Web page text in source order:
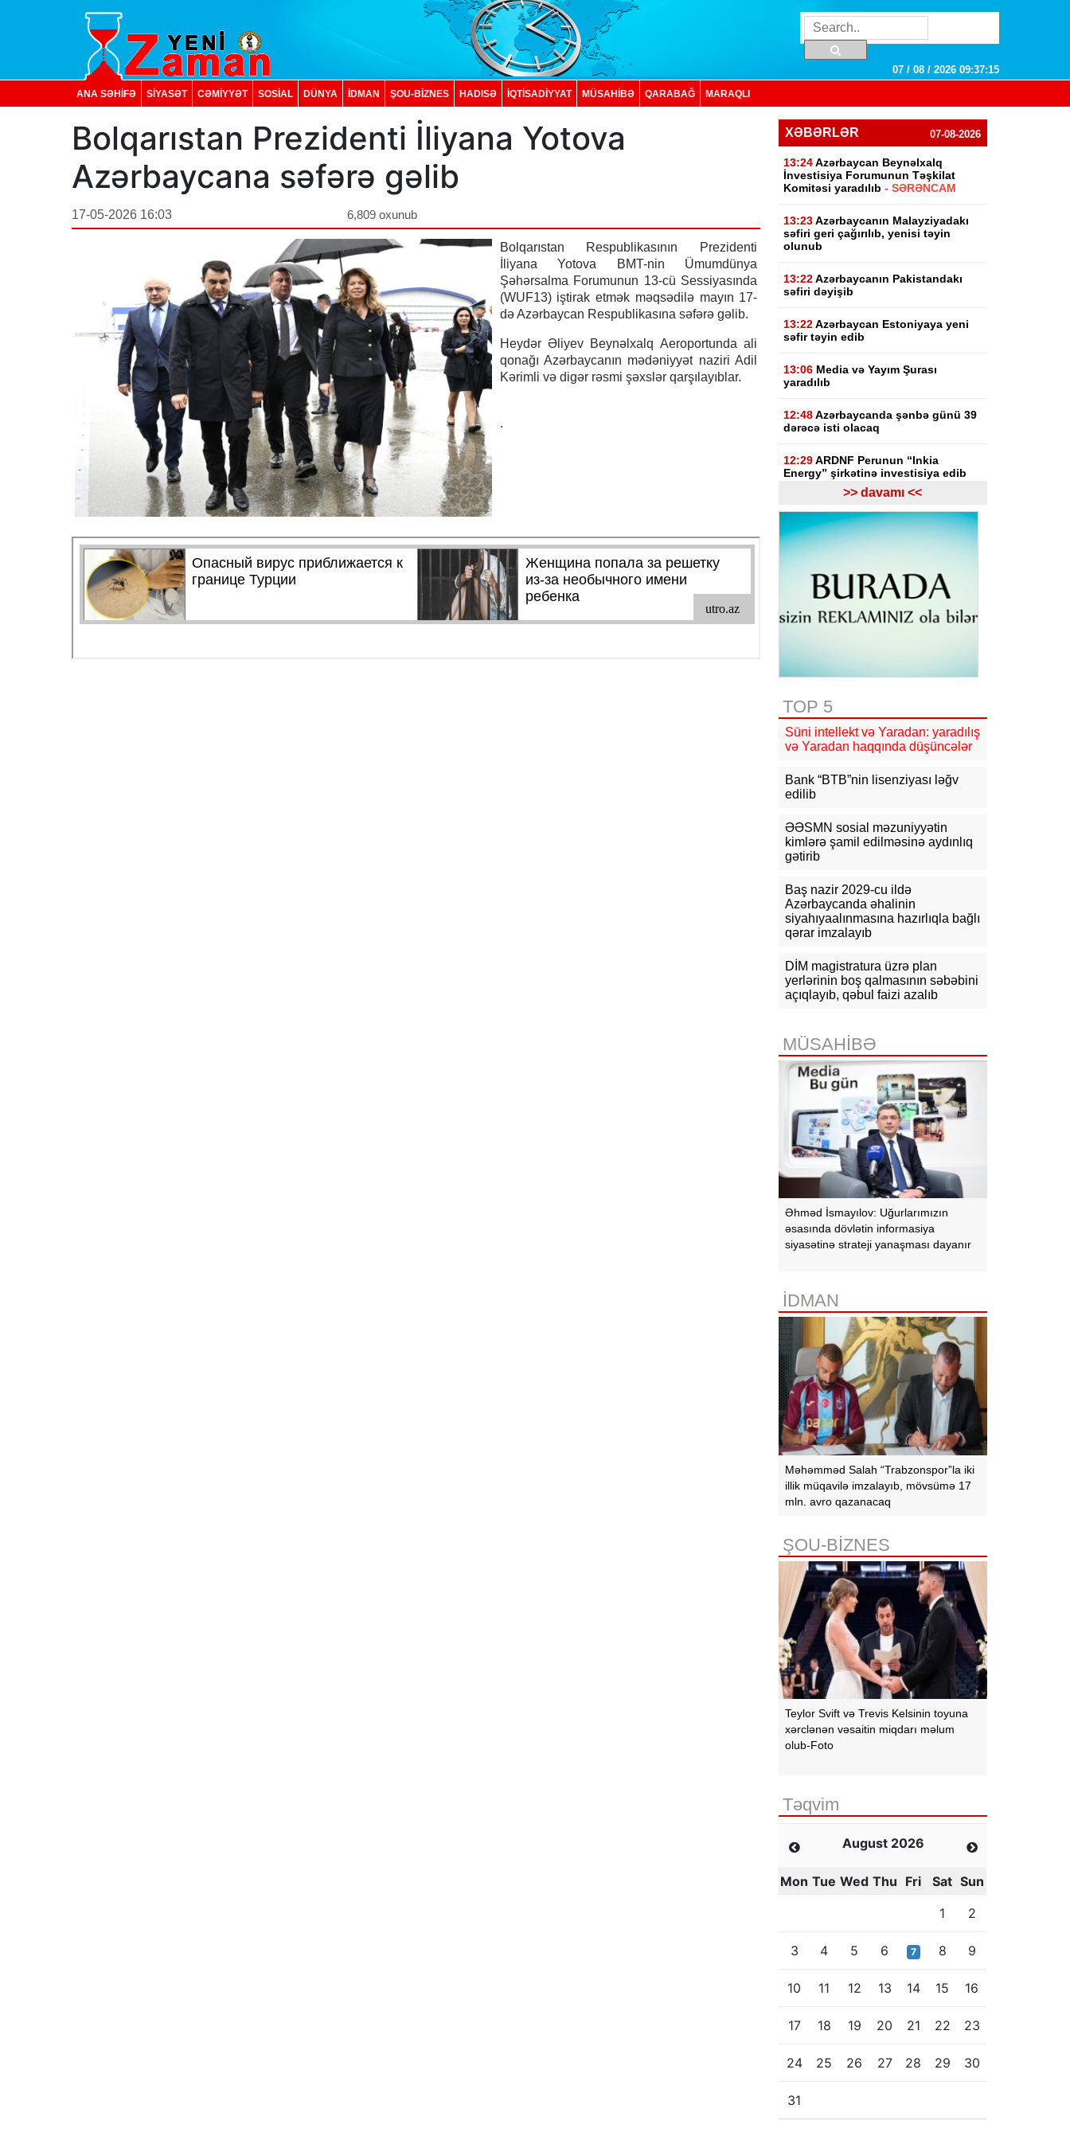
07 / 08 / 2026 09:37:16
ANA SƏHİFƏ SİYASƏT CƏMİYYƏT SOSIAL DÜNYA İDMAN ŞOU-BİZNES HADISƏ İQTISADIYYAT MÜSAHİBƏ QARABAĞ MARAQLI
Bolqarıstan Prezidenti İliyana Yotova
Azərbaycana səfərə gəlib
17-05-2026 16:03 6,809 oxunub
Bolqarıstan Respublikasının Prezidenti
İliyana Yotova BMT-nin Ümumdünya
Şəhərsalma Forumunun 13-cü Sessiyasında
(WUF13) iştirak etmək məqsədilə mayın 17-
də Azərbaycan Respublikasına səfərə gəlib.
Heydər Əliyev Beynəlxalq Aeroportunda ali
qonağı Azərbaycanın mədəniyyət naziri Adil
Kərimli və digər rəsmi şəxslər qarşılayıblar.
.
XƏBƏRLƏR 07-08-2026
13:24 Azərbaycan Beynəlxalq
İnvestisiya Forumunun Təşkilat
Komitəsi yaradılıb- SƏRƏNCAM
13:23 Azərbaycanın Malayziyadakı
səfiri geri çağırılıb, yenisi təyin
olunub
13:22 Azərbaycanın Pakistandakı
səfiri dəyişib
13:22 Azərbaycan Estoniyaya yeni
səfir təyin edib
13:06 Media və Yayım Şurası
yaradılıb
12:48 Azərbaycanda şənbə günü 39
dərəcə isti olacaq
12:29 ARDNF Perunun “Inkia
Energy” şirkətinə investisiya edib
yanğın başlayıb, sakinlər təxliyə
edilib
sammiti Bakı və İrəvanla əlaqələrin
yenilənməsinə şərait yaradıb
11:36 Tərtərdə ar-arvadın qətli ilə
11:10
və Pakistan üçtərəfli müdafiə sazişi
10:44 Azərbaycanda aktiv
vakansiyaların sayı 65 mini ötüb, ən
yüksək əməkhaqqı 10 min manatdır
10:23
Paşinyan: Ermənistanın Aİİ-yə
alternativ olaraq Aİ üzvlüyü variantı
09:57 İndiyə qədər 7 mindən çox
şəxs kolleclərə qəbul üzrə ixtisas
seçimində iştirak edib
09:43 Rusiyadan Ermənistana
Azərbaycandan keçməklə 8 vaqon
buğda, 10 vaqon daş kömür
göndəriləcək
>> davamı <<
TOP 5
Süni intellekt və Yaradan: yaradılış
və Yaradan haqqında düşüncələr
Bank “BTB”nin lisenziyası ləğv
edilib
ƏƏSMN sosial məzuniyyətin
kimlərə şamil edilməsinə aydınlıq
gətirib
Baş nazir 2029-cu ildə
Azərbaycanda əhalinin
siyahıyaalınmasına hazırlıqla bağlı
qərar imzalayıb
DİM magistratura üzrə plan
yerlərinin boş qalmasının səbəbini
açıqlayıb, qəbul faizi azalıb
MÜSAHİBƏ
Əhməd İsmayılov: Uğurlarımızın
əsasında dövlətin informasiya
siyasətinə strateji yanaşması dayanır
İDMAN
Məhəmməd Salah “Trabzonspor”la iki
illik müqavilə imzalayıb, mövsümə 17
mln. avro qazanacaq
ŞOU-BİZNES
Teylor Svift və Trevis Kelsinin toyuna
xərclənən vəsaitin miqdarı məlum
olub-Foto
Təqvim
August 2026
Mon Tue Wed Thu Fri Sat Sun
1
2
3 4 5 6 7 8 9
10 11 12 13 14 15 16
17 18 19 20 21 22 23
24 25 26 27 28 29 30
31